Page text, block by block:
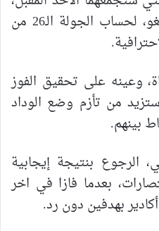
على أرضية ملعب الأب جيغو، لحساب الجولة الـ26 من
وعينه على تحقيق الفوز
ستزيد من تأزم وضع الوداد
بينهم.
الرجوع بنتيجة إيجابية
بعدما فازا في اخر
بهدفين دون رد.